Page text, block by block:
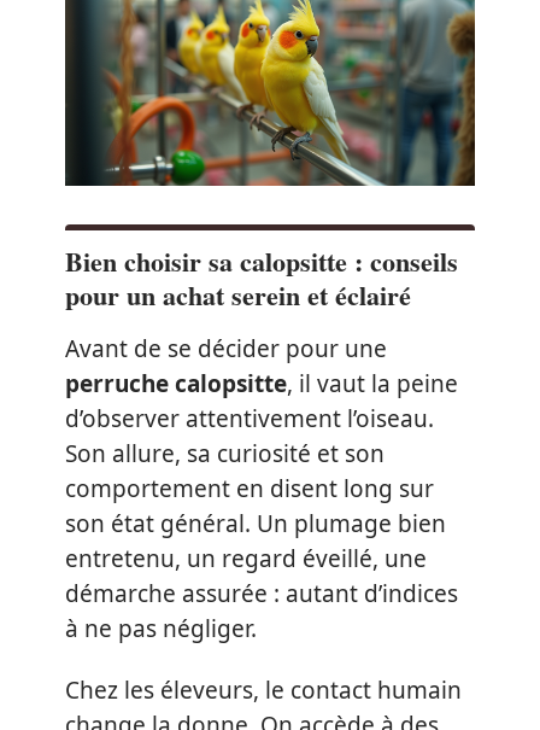
Bien choisir sa calopsitte : conseils
pour un achat serein et éclairé
Avant de se décider pour une
perruche calopsitte, il vaut la peine
d’observer attentivement l’oiseau.
Son allure, sa curiosité et son
comportement en disent long sur
son état général. Un plumage bien
entretenu, un regard éveillé, une
démarche assurée : autant d’indices
à ne pas négliger.
Chez les éleveurs, le contact humain